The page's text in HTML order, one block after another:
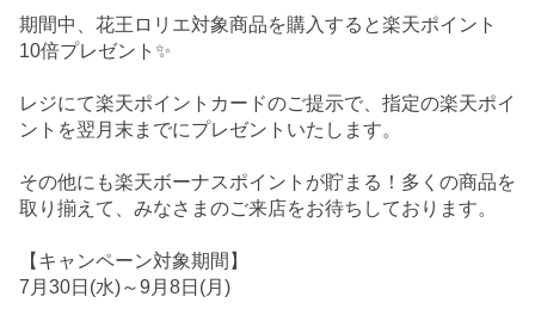
期間中、花王ロリエ対象商品を購入すると楽天ポイント
10倍プレゼント✨
レジにて楽天ポイントカードのご提示で、指定の楽天ポイ
ントを翌月末までにプレゼントいたします。
その他にも楽天ボーナスポイントが貯まる！多くの商品を
取り揃えて、みなさまのご来店をお待ちしております。
【キャンペーン対象期間】
7月30日(水)～9月8日(月)